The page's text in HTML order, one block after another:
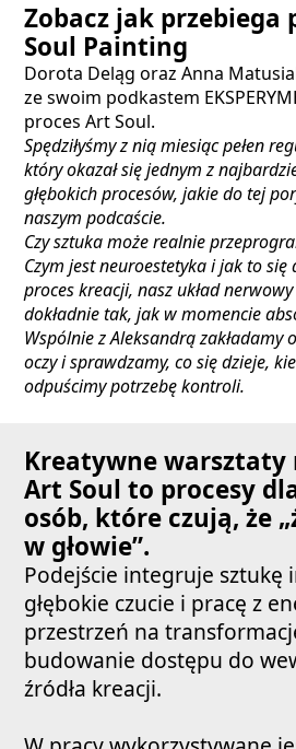
Zobacz jak przebiega
Soul Painting
Dorota Deląg oraz Anna
ze swoim podkastem
proces Art Soul.
Spędziłyśmy z nią miesiąc pełen
który okazał się jednym z
głębokich procesów, jakie do tej
naszym podcaście.
Czy sztuka może realnie
Czym jest neuroestetyka i jak to się
proces kreacji, nasz układ
dokładnie tak, jak w momencie
Wspólnie z Aleksandrą zakładamy
oczy i sprawdzamy, co się dzieje,
odpuścimy potrzebę kontroli.
Kreatywne warsztaty
Art Soul to procesy
osób, które czują, że
w głowie”.
Podejście integruje sztukę
głębokie czucie i pracę z
przestrzeń na
budowanie dostępu do
źródła kreacji.